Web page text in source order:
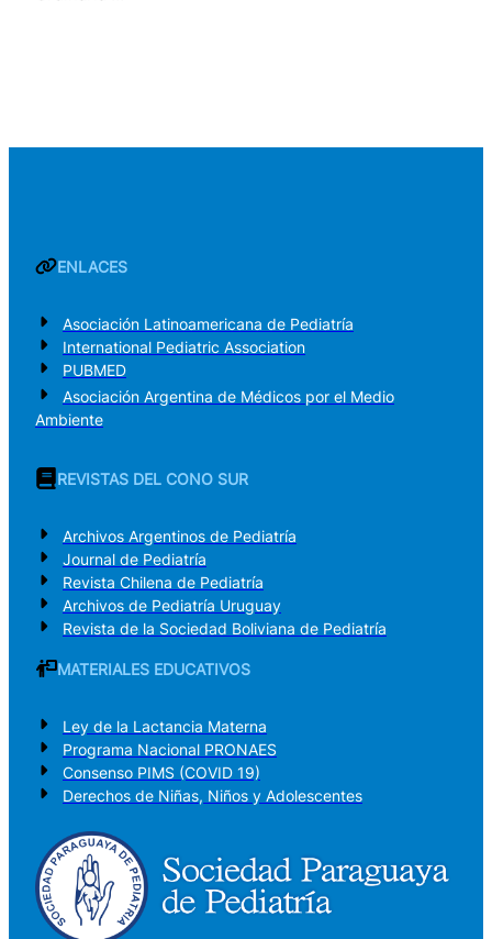
ENLACES
Asociación Latinoamericana de Pediatría
International Pediatric Association
PUBMED
Asociación Argentina de Médicos por el Medio
Ambiente
REVISTAS DEL CONO SUR
Archivos Argentinos de Pediatría
Journal de Pediatría
Revista Chilena de Pediatría
Archivos de Pediatría Uruguay
Revista de la Sociedad Boliviana de Pediatría
MATERIALES EDUCATIVOS
Ley de la Lactancia Materna
Programa Nacional PRONAES
Consenso PIMS (COVID 19)
Derechos de Niñas, Niños y Adolescentes